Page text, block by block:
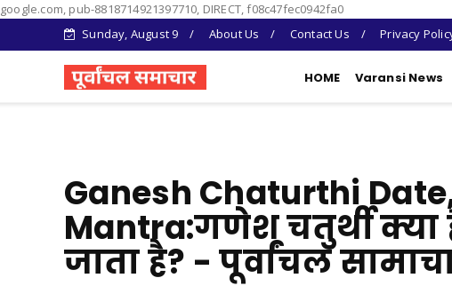
google.com, pub-8818714921397710, DIRECT, f08c47fec0942fa0
Sunday, August 9
About Us Contact Us Privacy
HOME Varansi News
Ganesh Chaturthi
Mantra:गणेश चतुर्थी क्या
जाता है? - पूर्वांचल